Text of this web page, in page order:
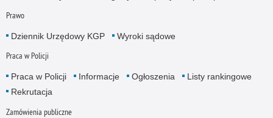
Prawo
Dziennik Urzędowy KGP Wyroki sądowe
Praca w Policji
Praca w Policji Informacje Ogłoszenia
Listy rankingowe
Rekrutacja
Zamówienia publiczne